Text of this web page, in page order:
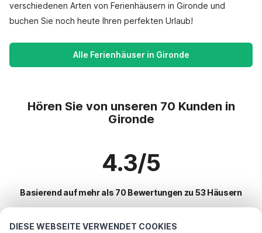
DIESE WEBSEITE VERWENDET COOKIES
verschiedenen Arten von Ferienhäusern in Gironde und
buchen Sie noch heute Ihren perfekten Urlaub!
Alle Ferienhäuser in Gironde
Hören Sie von unseren 70 Kunden in
Gironde
4.3/5
Basierend auf mehr als 70 Bewertungen zu 53 Häusern